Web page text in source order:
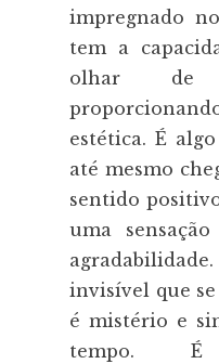
impregnado
tem a
olhar de
estética. É
até mesmo
sentido
uma
invisível que
é mistério e
tempo.